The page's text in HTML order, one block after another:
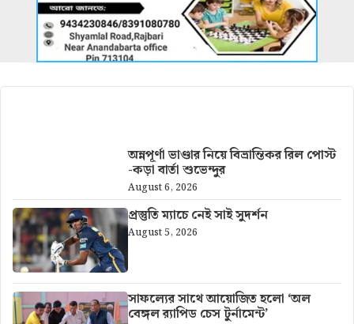
অন্নপূর্ণা ভাণ্ডার নিয়ে বিভ্রান্তিকর রিল পোস্ট
-কড়া বার্তা শুভেন্দুর
August 6, 2026
প্রস্তুতি ম্যাচে নেই সাই সুদর্শন
August 5, 2026
সাফল্যের সাথে আয়োজিত হলো ‘অল
বেঙ্গল র‍্যাপিড চেস টুর্নামেন্ট’